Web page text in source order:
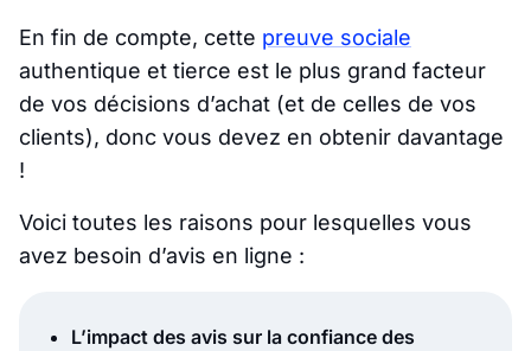
En fin de compte, cette preuve sociale
authentique et tierce est le plus grand facteur
de vos décisions d’achat (et de celles de vos
clients), donc vous devez en obtenir davantage
!
Voici toutes les raisons pour lesquelles vous
avez besoin d’avis en ligne :
L’impact des avis sur la confiance des